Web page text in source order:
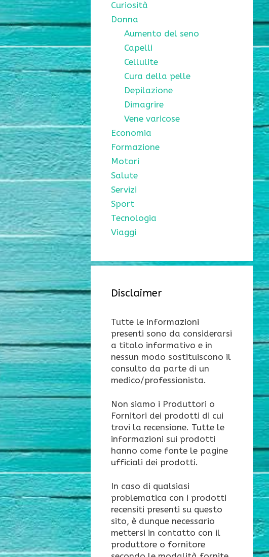
Curiosità
Donna
Aumento del seno
Capelli
Cellulite
Cura della pelle
Depilazione
Dimagrire
Vene varicose
Economia
Formazione
Motori
Salute
Servizi
Sport
Tecnologia
Viaggi
Disclaimer
Tutte le informazioni
presenti sono da considerarsi
a titolo informativo e in
nessun modo sostituiscono il
consulto da parte di un
medico/professionista.
Non siamo i Produttori o
Fornitori dei prodotti di cui
trovi la recensione. Tutte le
informazioni sui prodotti
hanno come fonte le pagine
ufficiali dei prodotti.
In caso di qualsiasi
problematica con i prodotti
recensiti presenti su questo
sito, è dunque necessario
mettersi in contatto con il
produttore o fornitore